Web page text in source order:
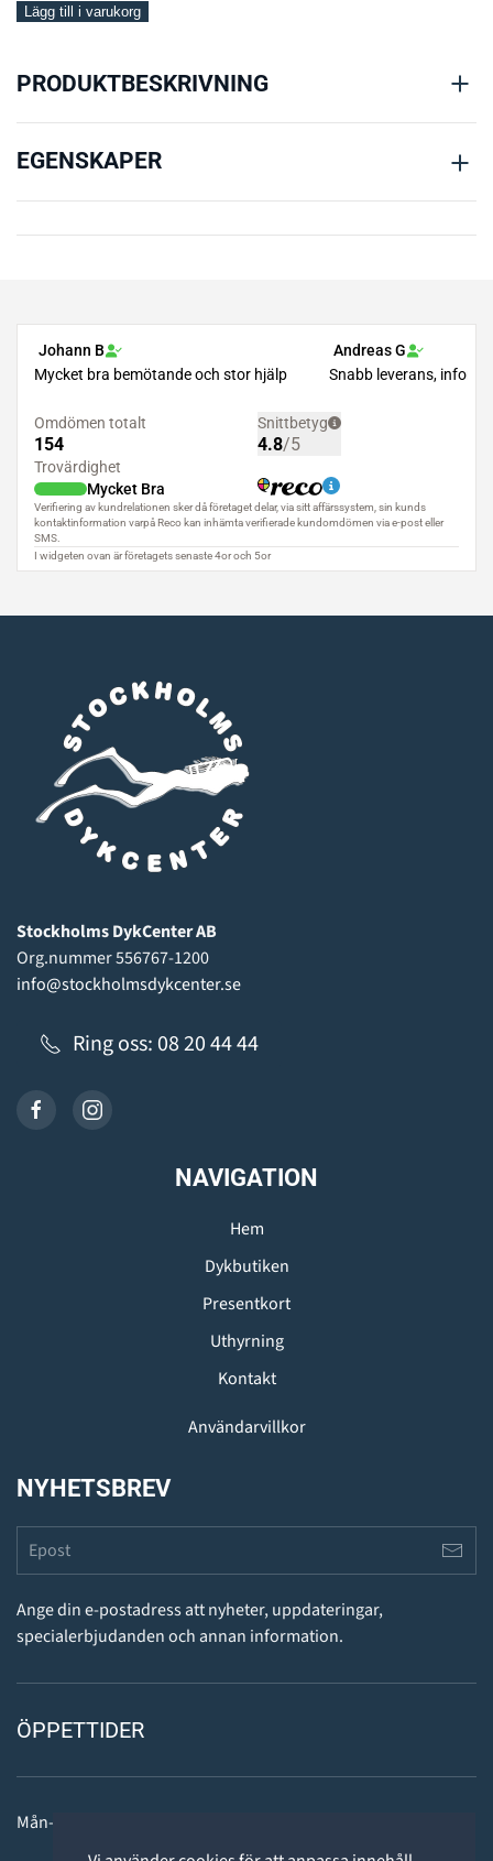
Star
Lägg till i varukorg
PRODUKTBESKRIVNING
EGENSKAPER
Stockholms DykCenter AB
Org.nummer 556767-1200
info@stockholmsdykcenter.se
Ring oss: 08 20 44 44
NAVIGATION
Hem
Dykbutiken
Presentkort
Uthyrning
Kontakt
Användarvillkor
NYHETSBREV
Ange din e-postadress att nyheter, uppdateringar,
specialerbjudanden och annan information.
ÖPPETTIDER
Mån-fre: 11 - 18